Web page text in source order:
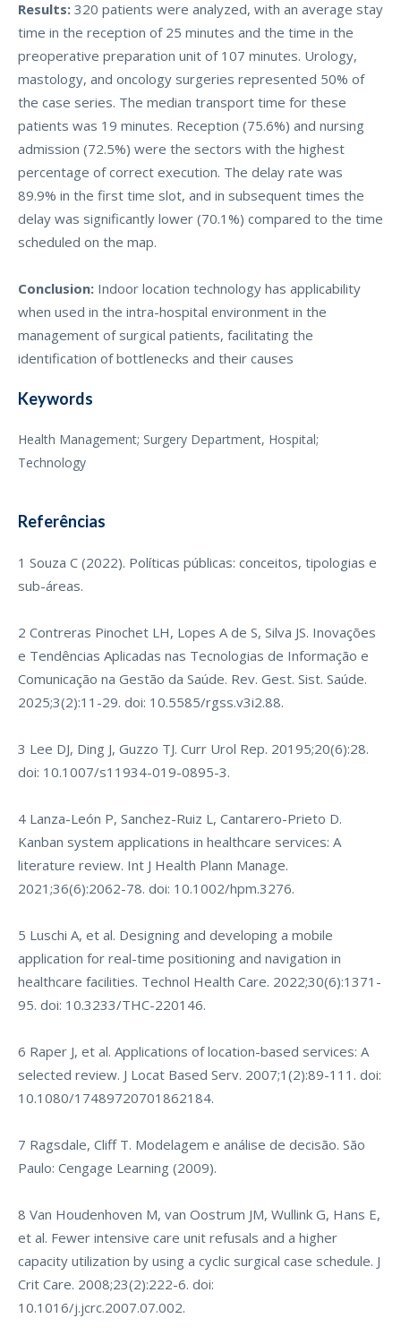
Results: 320 patients were analyzed, with an average stay
time in the reception of 25 minutes and the time in the
preoperative preparation unit of 107 minutes. Urology,
mastology, and oncology surgeries represented 50% of
the case series. The median transport time for these
patients was 19 minutes. Reception (75.6%) and nursing
admission (72.5%) were the sectors with the highest
percentage of correct execution. The delay rate was
89.9% in the first time slot, and in subsequent times the
delay was significantly lower (70.1%) compared to the time
scheduled on the map.
Conclusion: Indoor location technology has applicability
when used in the intra-hospital environment in the
management of surgical patients, facilitating the
identification of bottlenecks and their causes
Keywords
Health Management; Surgery Department, Hospital;
Technology
Referências
1 Souza C (2022). Políticas públicas: conceitos, tipologias e
sub-áreas.
2 Contreras Pinochet LH, Lopes A de S, Silva JS. Inovações
e Tendências Aplicadas nas Tecnologias de Informação e
Comunicação na Gestão da Saúde. Rev. Gest. Sist. Saúde.
2025;3(2):11-29. doi: 10.5585/rgss.v3i2.88.
3 Lee DJ, Ding J, Guzzo TJ. Curr Urol Rep. 20195;20(6):28.
doi: 10.1007/s11934-019-0895-3.
4 Lanza-León P, Sanchez-Ruiz L, Cantarero-Prieto D.
Kanban system applications in healthcare services: A
literature review. Int J Health Plann Manage.
2021;36(6):2062-78. doi: 10.1002/hpm.3276.
5 Luschi A, et al. Designing and developing a mobile
application for real-time positioning and navigation in
healthcare facilities. Technol Health Care. 2022;30(6):1371-
95. doi: 10.3233/THC-220146.
6 Raper J, et al. Applications of location-based services: A
selected review. J Locat Based Serv. 2007;1(2):89-111. doi:
10.1080/17489720701862184.
7 Ragsdale, Cliff T. Modelagem e análise de decisão. São
Paulo: Cengage Learning (2009).
8 Van Houdenhoven M, van Oostrum JM, Wullink G, Hans E,
et al. Fewer intensive care unit refusals and a higher
capacity utilization by using a cyclic surgical case schedule. J
Crit Care. 2008;23(2):222-6. doi:
10.1016/j.jcrc.2007.07.002.